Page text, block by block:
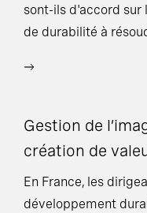
sont-ils d'accord
de durabilité à
Gestion de
création de
En France, les
développement